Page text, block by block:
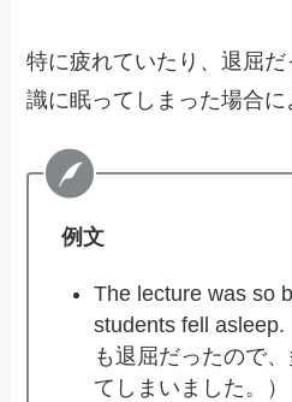
特に疲れていたり、退屈
識に眠ってしまった場合に
例文
The lecture was so
students fell asleep.
も退屈だったので
てしまいました。）